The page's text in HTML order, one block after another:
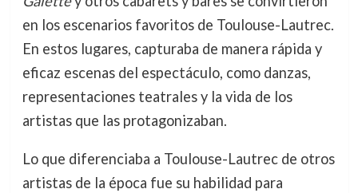
en los escenarios favoritos de Toulouse-Lautrec.
En estos lugares, capturaba de manera rápida y
eficaz escenas del espectáculo, como danzas,
representaciones teatrales y la vida de los
artistas que las protagonizaban.
Lo que diferenciaba a Toulouse-Lautrec de otros
artistas de la época fue su habilidad para